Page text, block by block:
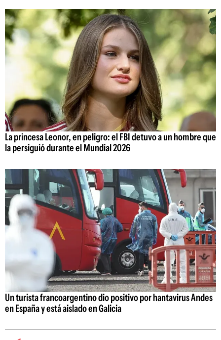
La princesa Leonor, en peligro: el FBI detuvo a un hombre que
la persiguió durante el Mundial 2026
Un turista francoargentino dio positivo por hantavirus Andes
en España y está aislado en Galicia